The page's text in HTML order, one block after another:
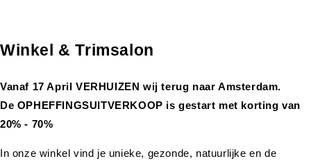
Winkel & Trimsalon
Vanaf 17 April VERHUIZEN wij terug naar Amsterdam.
De OPHEFFINGSUITVERKOOP is gestart met korting van
20% - 70%
In onze winkel vind je unieke, gezonde, natuurlijke en de